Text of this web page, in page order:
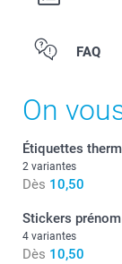
FAQ
On
Étiquettes
2 variantes
Dès 10,50
Stickers prénom
4 variantes
Dès 10,50